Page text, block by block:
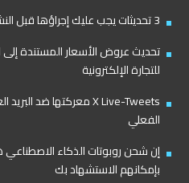
3 تحديثات يجب عليك إجراؤها قبل النشر
للتجارة الإلكترونية
الفعلي
إن شحن روبوتات الذكاء الاصطناعي
بإمكانهم الاستشهاد بك